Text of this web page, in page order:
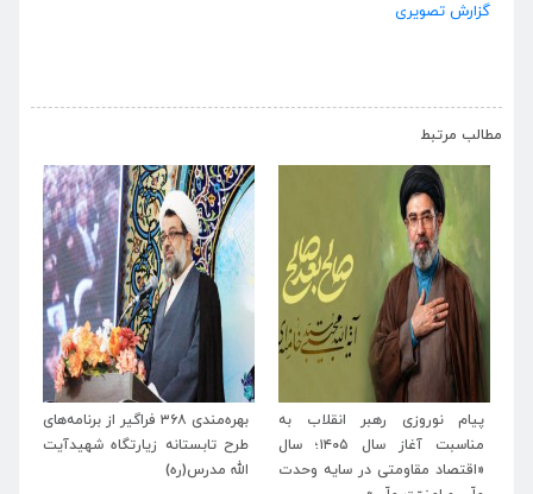
گزارش تصویری
مطالب مرتبط
رهبر انقلاب به
مناسبت آغاز سال ۱۴۰۵؛ سال
در سایه وحدت
بهره‌مندی ۳۶۸ فراگیر از برنامه‌های
طرح تابستانه زیارتگاه شهیدآیت
الله مدرس(ره)
برنامه‌های
آیت‌الله مدرس (ره)